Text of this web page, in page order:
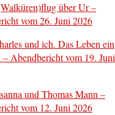
über Ur –
vom 26. Juni 2026
und ich. Das Leben ein
Abendbericht vom 19. Juni
und Thomas Mann –
vom 12. Juni 2026